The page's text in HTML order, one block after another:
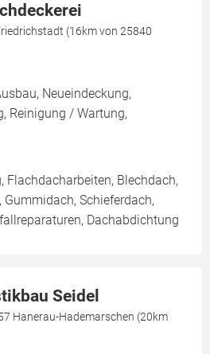
(16km von 25840
Neueindeckung,
Reinigung / Wartung,
Flachdacharbeiten, Blechdach,
Schieferdach,
Dachabdichtung
Seidel
Hanerau-Hademarschen (20km